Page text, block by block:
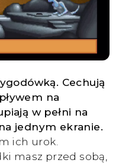
Cechują
na
w pełni na
jednym ekranie.
ich urok.
masz przed sobą,